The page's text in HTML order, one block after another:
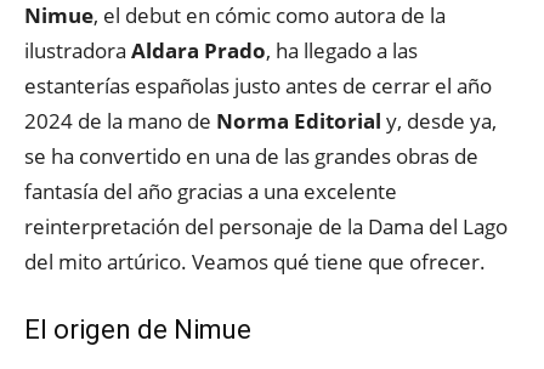
Nimue, el debut en cómic como autora de la
ilustradora Aldara Prado, ha llegado a las
estanterías españolas justo antes de cerrar el año
2024 de la mano de Norma Editorial y, desde ya,
se ha convertido en una de las grandes obras de
fantasía del año gracias a una excelente
reinterpretación del personaje de la Dama del Lago
del mito artúrico. Veamos qué tiene que ofrecer.
El origen de Nimue